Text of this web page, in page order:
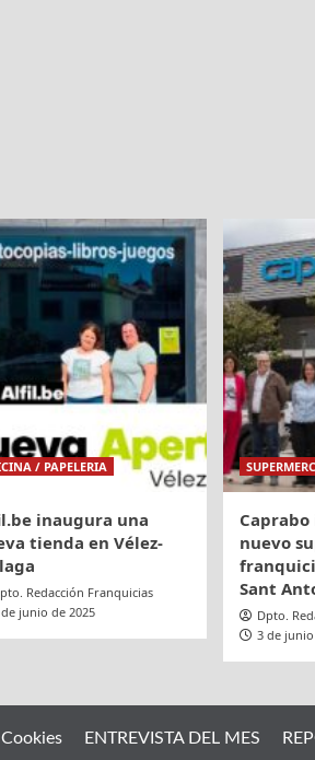
/ PAPELERIA
inaugura una
tienda en Vélez-
Redacción Franquicias
junio de 2025
nuevo
Sant
Dpto.
3 de
Cookies ENTREVISTA DEL MES